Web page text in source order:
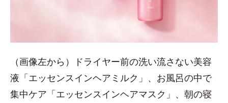
（画像左から）ドライヤー前の洗い流さない美容
液「エッセンスインヘアミルク」、お風呂の中で
集中ケア「エッセンスインヘアマスク」、朝の寝